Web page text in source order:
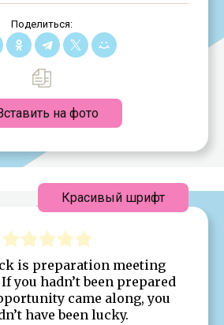
Поделиться:
на фото
is preparation meeting
you hadn’t been prepared
came along, you
have been lucky.
Красивый шрифт